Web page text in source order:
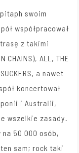
swoim
współpracował
z takimi
CHAINS), ALL, THE
a nawet
koncertował
i Australii,
wszelkie zasady.
na 50 000 osób,
sam; rock taki